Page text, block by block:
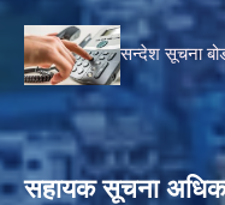
सन्देश सूचना
सहायक सूचना